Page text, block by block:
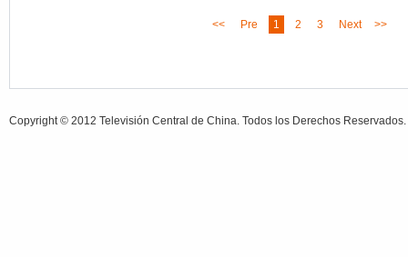
<< Pre 1 2 3 Next >>
Copyright © 2012 Televisión Central de China. Todos los Derechos Reservados.